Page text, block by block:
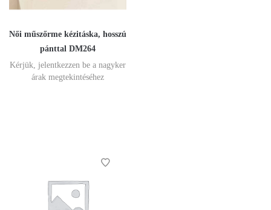
Női műszőrme kézitáska, hosszú
pánttal DM264
Kérjük, jelentkezzen be a nagyker
árak megtekintéséhez